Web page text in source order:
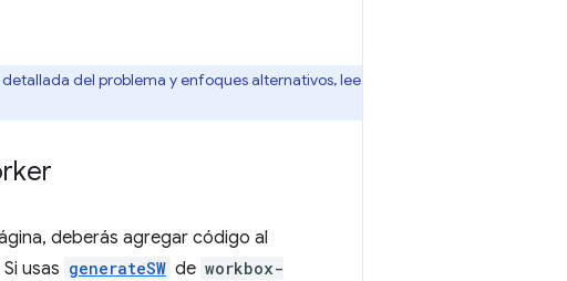
del problema y enfoques alternativos, lee
deberás agregar código al
usas generateSW de workbox-